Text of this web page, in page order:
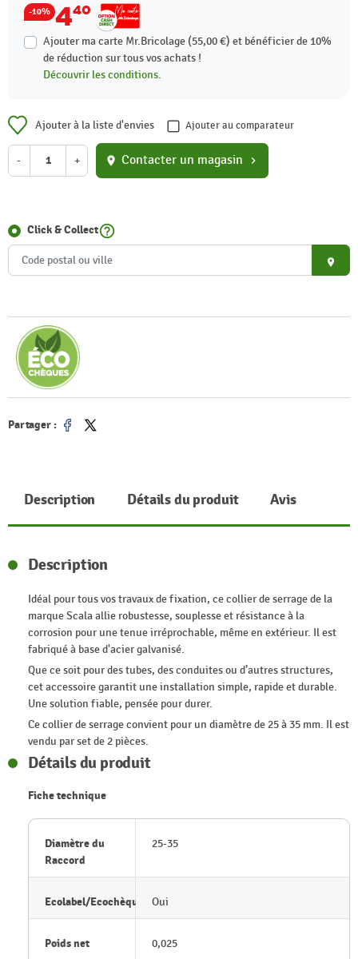
-10% 440
Ajouter ma carte Mr.Bricolage (55,00 €) et bénéficier de 10%
de réduction sur tous vos achats !
Découvrir les conditions.
Ajouter à la liste d'envies Ajouter au comparateur
- + location_on Contacter un magasin chevron_right
Click & Collecthelp_outline
place
Partager :
Partager
Tweet
Description Détails du produit Avis
Description
Idéal pour tous vos travaux de fixation, ce collier de serrage de la
marque Scala allie robustesse, souplesse et résistance à la
corrosion pour une tenue irréprochable, même en extérieur. Il est
fabriqué à base d'acier galvanisé.
Que ce soit pour des tubes, des conduites ou d’autres structures,
cet accessoire garantit une installation simple, rapide et durable.
Une solution fiable, pensée pour durer.
Ce collier de serrage convient pour un diamètre de 25 à 35 mm. Il est
vendu par set de 2 pièces.
Détails du produit
Fiche technique
Diamètre du
Raccord
25-35
Ecolabel/Ecochèque Oui
Poids net 0,025